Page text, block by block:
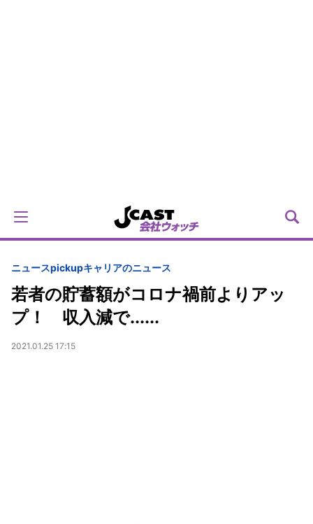
ニュースpickupキャリアのニュース
若者の貯蓄額がコロナ禍前よりアッ
プ！ 収入減で......
2021.01.25 17:15